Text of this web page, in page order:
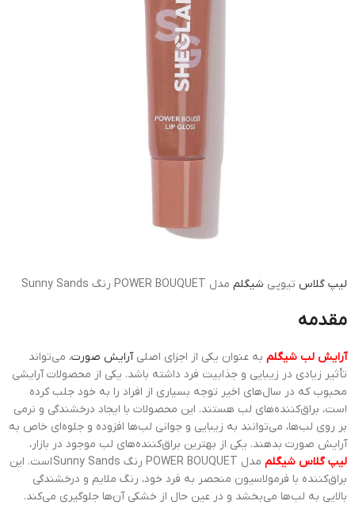
لیپ گلاس تیوپی شیگلم مدل POWER BOUQUET رنگ Sunny Sands
مقدمه
آرایش لب شیگلم به عنوان یکی از اجزای اصلیآرایش صورت، می‌تواند
تأثیر زیادی در زیبایی و جذابیت فرد داشته باشد. یکی از محصولات آرایشی
محبوب که در سال‌های اخیر توجه بسیاری از افراد را به خود جلب کرده
است، براق‌کننده‌های لب هستند. این محصولات با ایجاد درخشندگی و نرمی
بر روی لب‌ها، می‌توانند به زیبایی و جوانی لب‌ها افزوده و جلوه‌ای خاص به
آرایش صورت بدهند. یکی از بهترین براق‌کننده‌های لب موجود در بازار،
لیپ گلاس شیگلم
مدل POWER BOUQUET رنگ Sunny Sands است. این
براق‌کننده با فرمولاسیون منحصر به فرد خود، رنگ ملایم و درخشندگی
بالایی به لب‌ها می‌بخشد و در عین حال از خشکی آن‌ها جلوگیری می‌کند.